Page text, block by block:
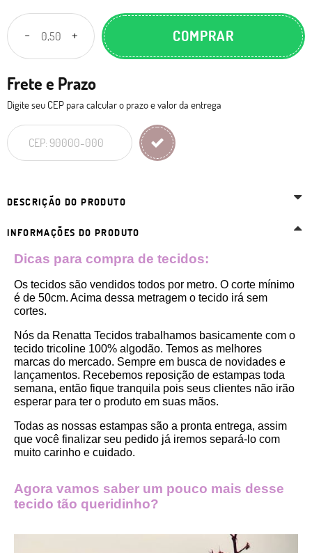
COMPRAR
Frete e Prazo
Digite seu CEP para calcular o prazo e valor da entrega
DESCRIÇÃO DO PRODUTO
INFORMAÇÕES DO PRODUTO
Dicas para compra de tecidos:
Os tecidos são vendidos todos por metro. O corte mínimo
é de 50cm. Acima dessa metragem o tecido irá sem
cortes.
Nós da Renatta Tecidos trabalhamos basicamente com o
tecido tricoline 100% algodão. Temos as melhores
marcas do mercado. Sempre em busca de novidades e
lançamentos. Recebemos reposição de estampas toda
semana, então fique tranquila pois seus clientes não irão
esperar para ter o produto em suas mãos.
Todas as nossas estampas são a pronta entrega, assim
que você finalizar seu pedido já iremos separá-lo com
muito carinho e cuidado.
Agora vamos saber um pouco mais desse
tecido tão queridinho?